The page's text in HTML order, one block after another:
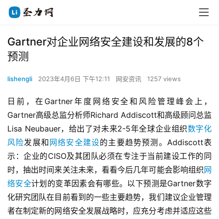
Gartner对企业网络安全建设和发展的8个
预测
lishengli 2023年4月6日 下午12:11 网安资讯 1257 views
日前，在Gartner年度网络安全和风险管理峰会上，
Gartner高级总监分析师Richard Addiscott和高级顾问总监
Lisa Neubauer，给出了对未来2-5年全球企业组织数字化
风险发展和 网络安全建设的主要趋势预测。Addiscott表
示：企业的CISO及其团队必须在专注于当前建设工作的同
时，抽出时间来关注未来，看看今后几年可能会影响组织网
络安全计划的变革因素会有哪些。以下预测是Gartner数字
化研究团队在目前看到的一些主要趋势，我们建议企业管理
者在制定新的网络安全发展战略时，应充分考虑并适应这些